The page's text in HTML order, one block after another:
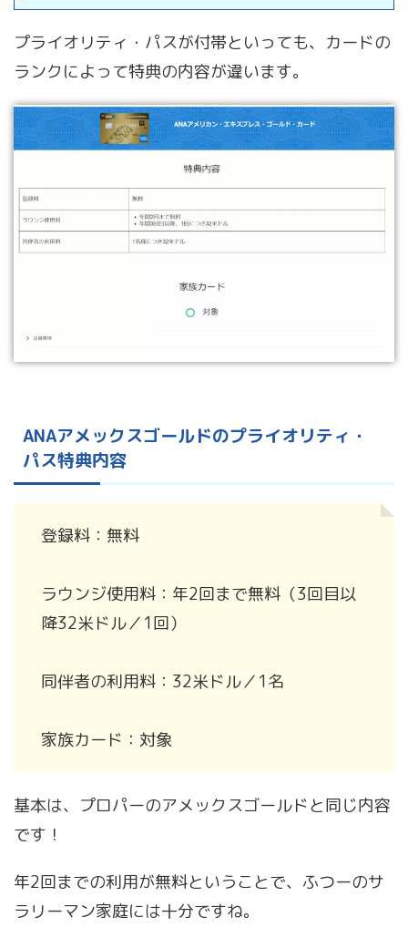
プライオリティ・パスが付帯といっても、カードの
ランクによって特典の内容が違います。
ANAアメックスゴールドのプライオリティ・
パス特典内容
登録料：無料
ラウンジ使用料：年2回まで無料（3回目以
降32米ドル／1回）
同伴者の利用料：32米ドル／1名
家族カード：対象
基本は、プロパーのアメックスゴールドと同じ内容
です！
年2回までの利用が無料ということで、ふつーのサ
ラリーマン家庭には十分ですね。